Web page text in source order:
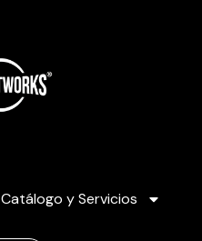
Catálogo y Servicios